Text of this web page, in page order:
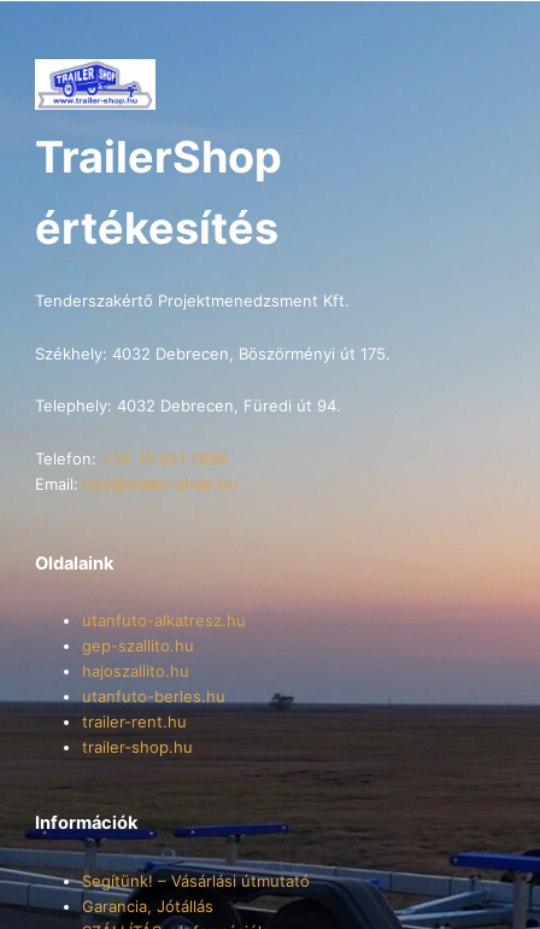
TrailerShop
értékesítés
Tenderszakértő Projektmenedzsment Kft.
Székhely: 4032 Debrecen, Böszörményi út 175.
Telephely: 4032 Debrecen, Füredi út 94.
Telefon: +36 70 621 7696
Email: info@trailer-shop.hu
Oldalaink
utanfuto-alkatresz.hu
gep-szallito.hu
hajoszallito.hu
utanfuto-berles.hu
trailer-rent.hu
trailer-shop.hu
Információk
Segítünk! – Vásárlási útmutató
Garancia, Jótállás